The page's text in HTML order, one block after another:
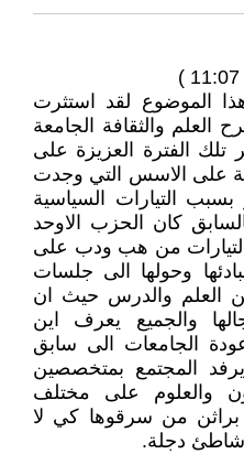
الموضوع لقد استثرت
العلم والثقافة الجامعة
تلك الفترة العزيزة على
على الاسس التي وجدت
التيارات السياسية
كان الحزب الاوحد
من هب ودب على
وحولها الى جلسات
العلم والدرس حيث ان
والجميع يعرف اين
الجامعات الى سابق
المجتمع بمتخصصين
والعلوم على مختلف
براثن من سرقوها كي لا
دجلة.